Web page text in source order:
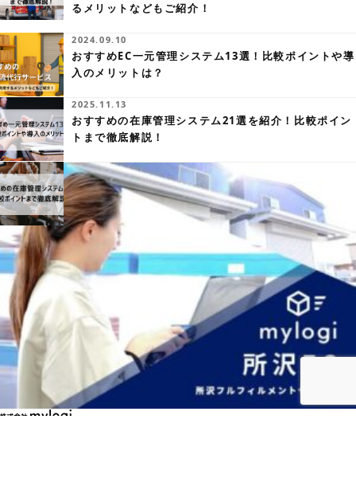
るメリットなどもご紹介！
2024.09.10
おすすめEC一元管理システム13選！比較ポイントや導
入のメリットは？
2025.11.13
おすすめの在庫管理システム21選を紹介！比較ポイン
トまで徹底解説！